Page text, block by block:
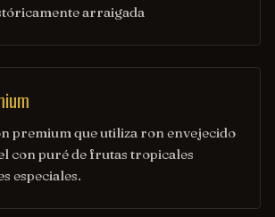
arraigada
premium que utiliza ron envejecido
con puré de frutas tropicales
especiales.